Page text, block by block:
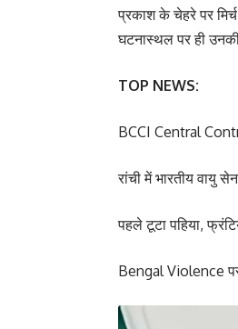
प्रकाश के चेहरे पर
घटनास्थल पर ही
TOP NEWS:
BCCI Central
रांची में भारतीय वायु
पहले टूटा पहिया,
Bengal Violence